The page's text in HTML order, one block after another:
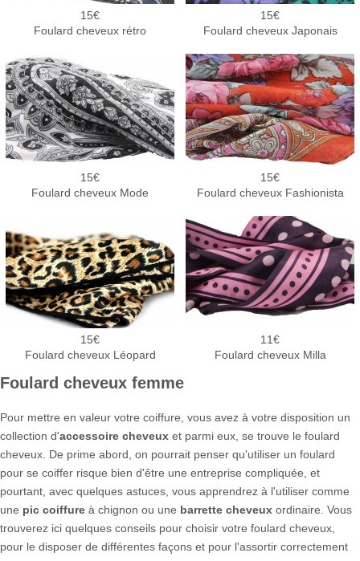
15
Foulard cheveux rétro
15
Foulard cheveux Japonais
15
Foulard cheveux Mode
15
Foulard cheveux Fashionista
15
Foulard cheveux Léopard
11
Foulard cheveux Milla
Foulard cheveux femme
Pour mettre en valeur votre coiffure, vous avez à votre disposition un
collection d'accessoire cheveux et parmi eux, se trouve le foulard
cheveux. De prime abord, on pourrait penser qu'utiliser un foulard
pour se coiffer risque bien d'être une entreprise compliquée, et
pourtant, avec quelques astuces, vous apprendrez à l'utiliser comme
une pic coiffure à chignon ou une barrette cheveux ordinaire. Vous
trouverez ici quelques conseils pour choisir votre foulard cheveux,
pour le disposer de différentes façons et pour l'assortir correctement